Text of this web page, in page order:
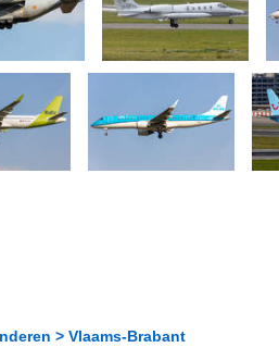
> Vlaams-Brabant